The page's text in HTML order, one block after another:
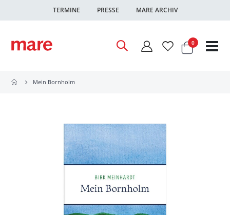
TERMINE PRESSE MARE ARCHIV
Warenkorb
0Artikel
Mein Bornholm